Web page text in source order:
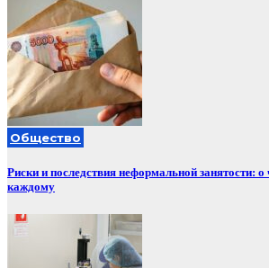
Общество
Риски и последствия неформальной занятости:
каждому